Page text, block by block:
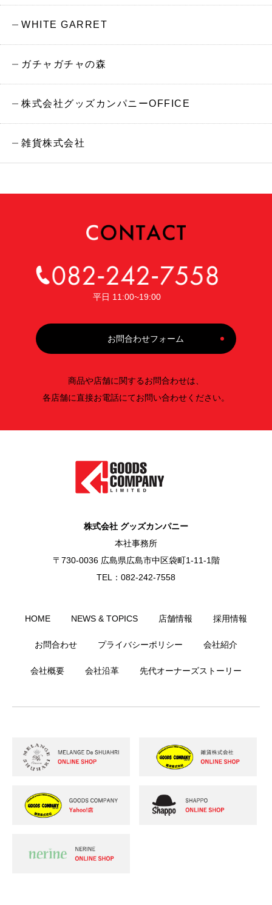
WHITE GARRET
ガチャガチャの森
株式会社グッズカンパニーOFFICE
雑貨株式会社
平日 11:00~19:00
お問合わせフォーム
商品や店舗に関するお問合わせは、
各店舗に直接お電話にてお問い合わせください。
株式会社 グッズカンパニー
本社事務所
〒730-0036 広島県広島市中区袋町1-11-1階
TEL：082-242-7558
HOME NEWS & TOPICS 店舗情報 採用情報
お問合わせ プライバシーポリシー 会社紹介
会社概要 会社沿革 先代オーナーズストーリー